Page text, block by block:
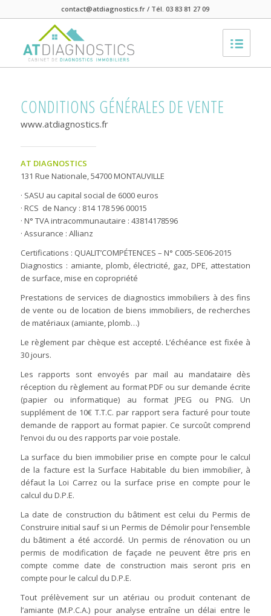
contact@atdiagnostics.fr / Tél. 03 83 81 27 09
CONDITIONS GÉNÉRALES DE VENTE
www.atdiagnostics.fr
AT DIAGNOSTICS
131 Rue Nationale, 54700 MONTAUVILLE
· SASU au capital social de 6000 euros
· RCS de Nancy : 814 178 596 00015
· N° TVA intracommunautaire : 43814178596
· Assurance : Allianz
Certifications : QUALIT’COMPÉTENCES – N° C005-SE06-2015
Diagnostics : amiante, plomb, électricité, gaz, DPE, attestation
de surface, mise en copropriété
Prestations de services de diagnostics immobiliers à des fins
de vente ou de location de biens immobiliers, de recherches
de matériaux (amiante, plomb…)
Le règlement par chèque est accepté. L’échéance est fixée à
30 jours.
Les rapports sont envoyés par mail au mandataire dès
réception du règlement au format PDF ou sur demande écrite
(papier ou informatique) au format JPEG ou PNG. Un
supplément de 10€ T.T.C. par rapport sera facturé pour toute
demande de rapport au format papier. Ce surcoût comprend
l’envoi du ou des rapports par voie postale.
La surface du bien immobilier prise en compte pour le calcul
de la facture est la Surface Habitable du bien immobilier, à
défaut la Loi Carrez ou la surface prise en compte pour le
calcul du D.P.E.
La date de construction du bâtiment est celui du Permis de
Construire initial sauf si un Permis de Démolir pour l’ensemble
du bâtiment a été accordé. Un permis de rénovation ou un
permis de modification de façade ne peuvent être pris en
compte comme date de construction mais seront pris en
compte pour le calcul du D.P.E.
Tout prélèvement sur un atériau ou produit contenant de
l’amiante (M.P.C.A.) pour analyse entraîne un délai entre le